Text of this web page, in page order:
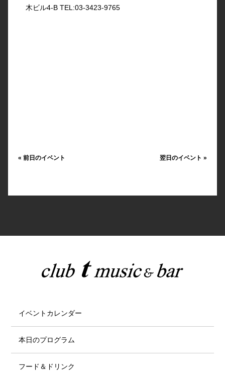
木ビル4-B TEL:03-3423-9765
« 前日のイベント 翌日のイベント»
イベントカレンダー
本日のプログラム
フード＆ドリンク